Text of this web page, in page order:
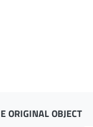
ORIGINAL OBJECT